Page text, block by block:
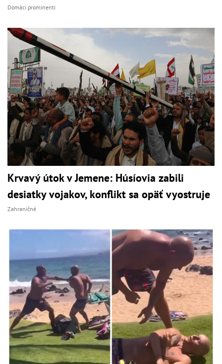
Domáci prominenti
Krvavý útok v Jemene: Húsíovia zabili
desiatky vojakov, konflikt sa opäť vyostruje
Zahraničné